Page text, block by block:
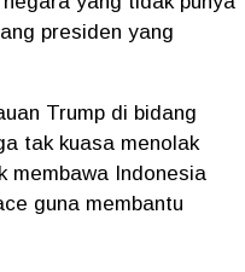
presiden yang
Trump di bidang
tak kuasa menolak
membawa Indonesia
guna membantu